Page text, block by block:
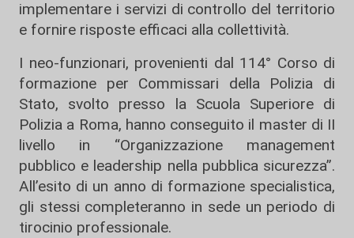
implementare i servizi di controllo del territorio
e fornire risposte efficaci alla collettività.
I neo-funzionari, provenienti dal 114° Corso di
formazione per Commissari della Polizia di
Stato, svolto presso la Scuola Superiore di
Polizia a Roma, hanno conseguito il master di II
livello in “Organizzazione management
pubblico e leadership nella pubblica sicurezza”.
All’esito di un anno di formazione specialistica,
gli stessi completeranno in sede un periodo di
tirocinio professionale.